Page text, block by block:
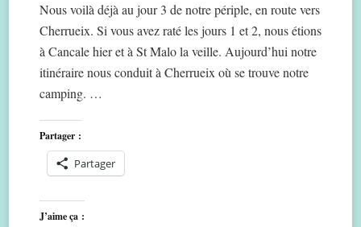
Nous voilà déjà au jour 3 de notre périple, en route vers
Cherrueix. Si vous avez raté les jours 1 et 2, nous étions
à Cancale hier et à St Malo la veille. Aujourd’hui notre
itinéraire nous conduit à Cherrueix où se trouve notre
camping. …
Partager :
Partager
J’aime ça :